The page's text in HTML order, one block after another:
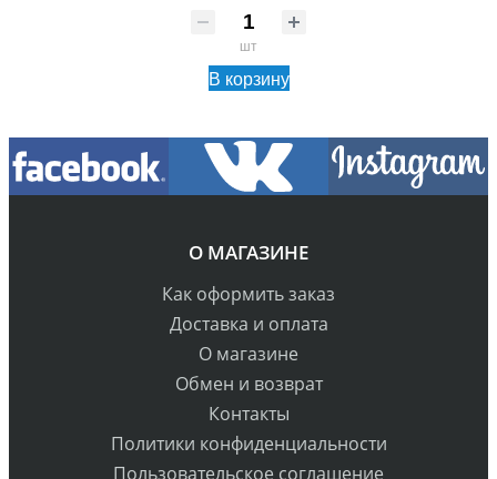
шт
В корзину
О МАГАЗИНЕ
Как оформить заказ
Доставка и оплата
О магазине
Обмен и возврат
Контакты
Политики конфиденциальности
Пользовательское соглашение